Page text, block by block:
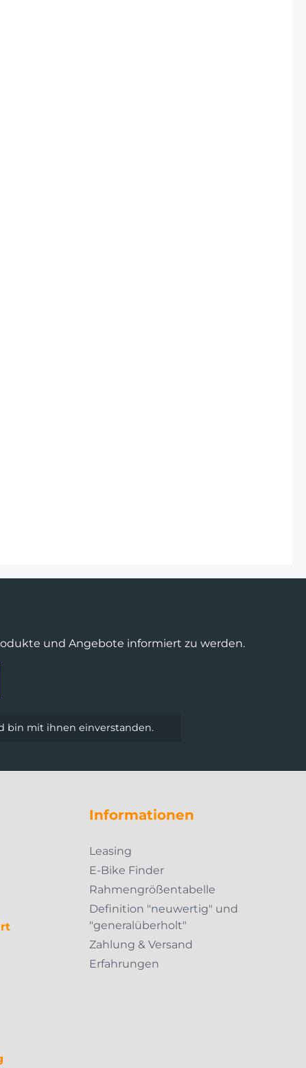
und Angebote informiert zu werden.
bin mit ihnen einverstanden.
Informationen
Leasing
E-Bike Finder
Rahmengrößentabelle
Definition "neuwertig" und
"generalüberholt"
Zahlung & Versand
Erfahrungen